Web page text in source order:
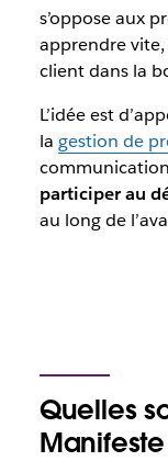
s’oppose aux
apprendre
client dans la
L’idée est
la gestion de
participer au
au long de
Quelles